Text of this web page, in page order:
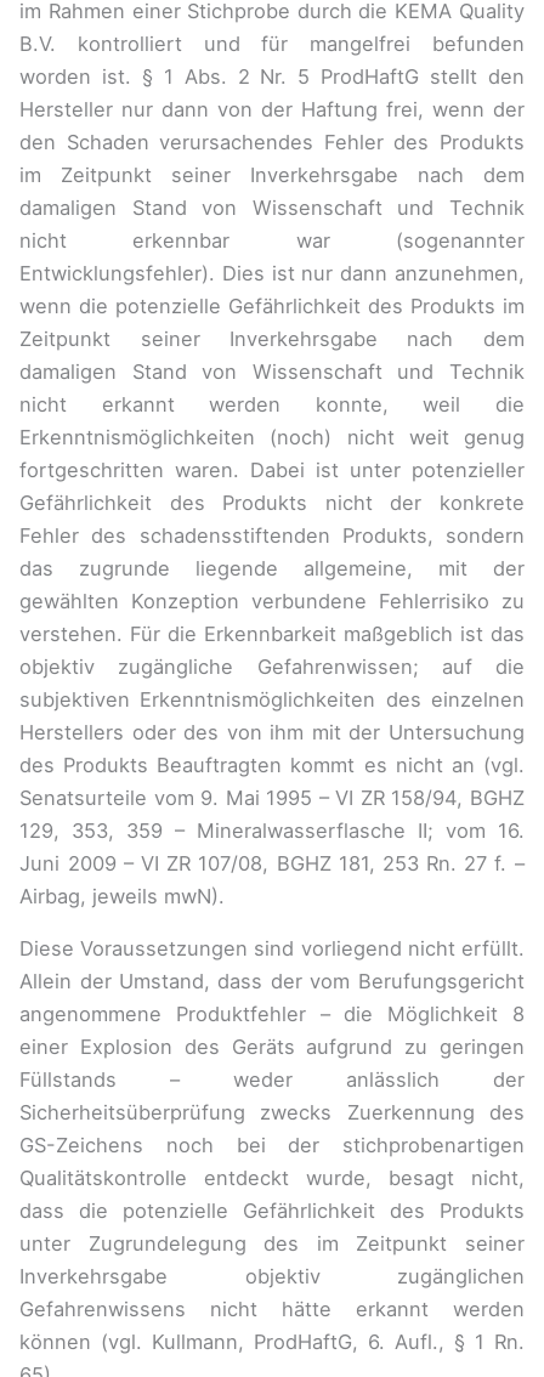
im Rahmen einer Stichprobe durch die KEMA Quality
B.V. kontrolliert und für mangelfrei befunden
worden ist. § 1 Abs. 2 Nr. 5 ProdHaftG stellt den
Hersteller nur dann von der Haftung frei, wenn der
den Schaden verursachendes Fehler des Produkts
im Zeitpunkt seiner Inverkehrsgabe nach dem
damaligen Stand von Wissenschaft und Technik
nicht erkennbar war (sogenannter
Entwicklungsfehler). Dies ist nur dann anzunehmen,
wenn die potenzielle Gefährlichkeit des Produkts im
Zeitpunkt seiner Inverkehrsgabe nach dem
damaligen Stand von Wissenschaft und Technik
nicht erkannt werden konnte, weil die
Erkenntnismöglichkeiten (noch) nicht weit genug
fortgeschritten waren. Dabei ist unter potenzieller
Gefährlichkeit des Produkts nicht der konkrete
Fehler des schadensstiftenden Produkts, sondern
das zugrunde liegende allgemeine, mit der
gewählten Konzeption verbundene Fehlerrisiko zu
verstehen. Für die Erkennbarkeit maßgeblich ist das
objektiv zugängliche Gefahrenwissen; auf die
subjektiven Erkenntnismöglichkeiten des einzelnen
Herstellers oder des von ihm mit der Untersuchung
des Produkts Beauftragten kommt es nicht an (vgl.
Senatsurteile vom 9. Mai 1995 – VI ZR 158/94, BGHZ
129, 353, 359 – Mineralwasserflasche II; vom 16.
Juni 2009 – VI ZR 107/08, BGHZ 181, 253 Rn. 27 f. –
Airbag, jeweils mwN).
Diese Voraussetzungen sind vorliegend nicht erfüllt.
Allein der Umstand, dass der vom Berufungsgericht
angenommene Produktfehler – die Möglichkeit 8
einer Explosion des Geräts aufgrund zu geringen
Füllstands – weder anlässlich der
Sicherheitsüberprüfung zwecks Zuerkennung des
GS-Zeichens noch bei der stichprobenartigen
Qualitätskontrolle entdeckt wurde, besagt nicht,
dass die potenzielle Gefährlichkeit des Produkts
unter Zugrundelegung des im Zeitpunkt seiner
Inverkehrsgabe objektiv zugänglichen
Gefahrenwissens nicht hätte erkannt werden
können (vgl. Kullmann, ProdHaftG, 6. Aufl., § 1 Rn.